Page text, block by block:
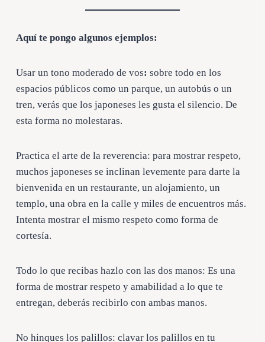
Aquí te pongo algunos ejemplos:
Usar un tono moderado de vos: sobre todo en los
espacios públicos como un parque, un autobús o un
tren, verás que los japoneses les gusta el silencio. De
esta forma no molestaras.
Practica el arte de la reverencia: para mostrar respeto,
muchos japoneses se inclinan levemente para darte la
bienvenida en un restaurante, un alojamiento, un
templo, una obra en la calle y miles de encuentros más.
Intenta mostrar el mismo respeto como forma de
cortesía.
Todo lo que recibas hazlo con las dos manos: Es una
forma de mostrar respeto y amabilidad a lo que te
entregan, deberás recibirlo con ambas manos.
No hinques los palillos: clavar los palillos en tu